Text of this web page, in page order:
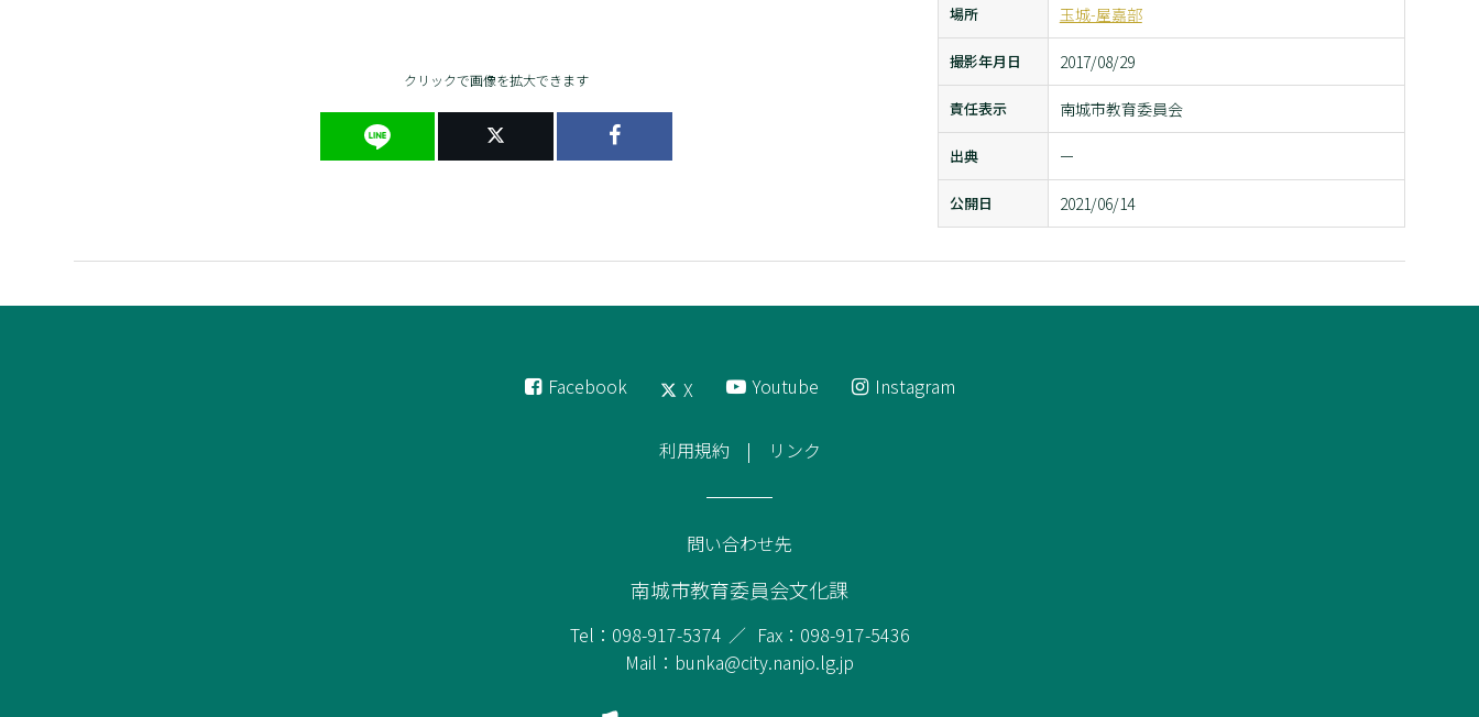
クリックで画像を拡大できます
場所 玉城-屋嘉部
撮影年月日 2017/08/29
責任表示 南城市教育委員会
出典 ー
公開日 2021/06/14
Facebook X Youtube Instagram
利用規約 リンク
問い合わせ先
南城市教育委員会文化課
Tel：098-917-5374
Fax：098-917-5436
Mail：bunka@city.nanjo.lg.jp